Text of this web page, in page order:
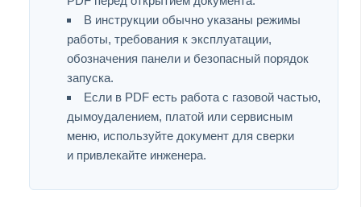
В инструкции обычно указаны режимы
работы, требования к эксплуатации,
обозначения панели и безопасный порядок
запуска.
Если в PDF есть работа с газовой частью,
дымоудалением, платой или сервисным
меню, используйте документ для сверки
и привлекайте инженера.